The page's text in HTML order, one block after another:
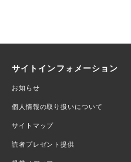
サイトインフォメーション
お知らせ
個人情報の取り扱いについて
サイトマップ
読者プレゼント提供